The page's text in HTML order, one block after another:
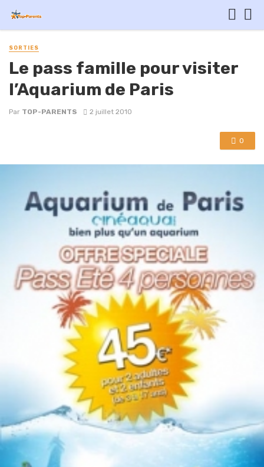
SORTIES
Le pass famille pour visiter
l’Aquarium de Paris
Par TOP-PARENTS 2 juillet 2010
0